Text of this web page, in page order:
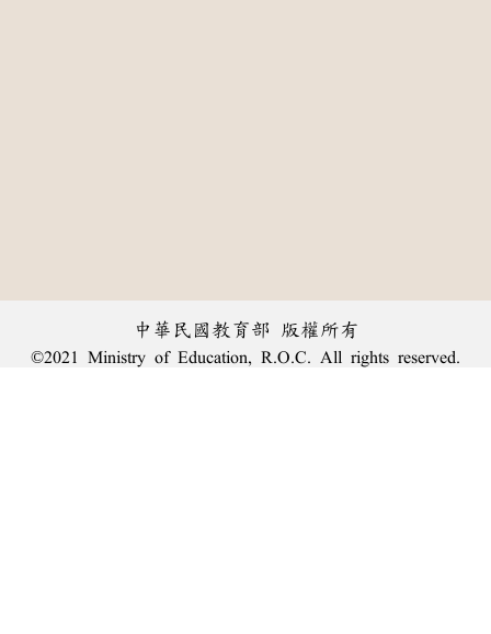
中華民國教育部 版權所有
©2021 Ministry of Education, R.O.C. All rights reserved.